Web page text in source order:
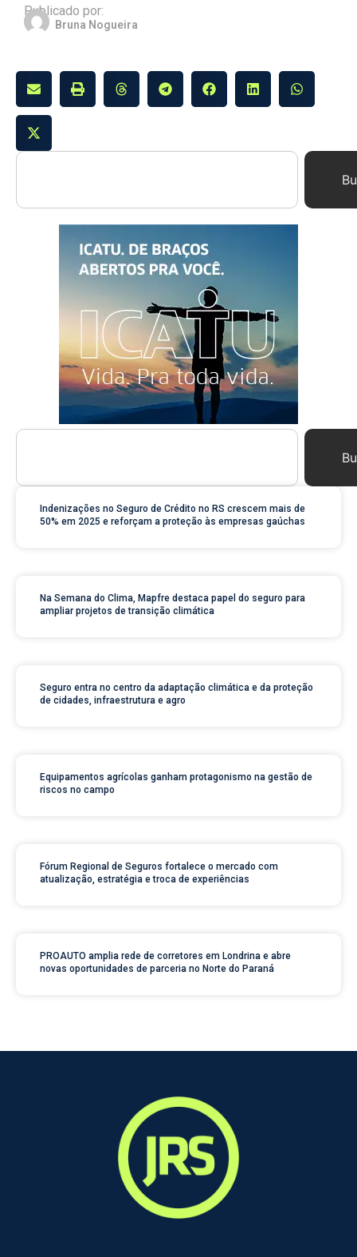
Publicado por:
Bruna Nogueira
Indenizações no Seguro de Crédito no RS crescem mais de
50% em 2025 e reforçam a proteção às empresas gaúchas
Na Semana do Clima, Mapfre destaca papel do seguro para
ampliar projetos de transição climática
Seguro entra no centro da adaptação climática e da proteção
de cidades, infraestrutura e agro
Equipamentos agrícolas ganham protagonismo na gestão de
riscos no campo
Fórum Regional de Seguros fortalece o mercado com
atualização, estratégia e troca de experiências
PROAUTO amplia rede de corretores em Londrina e abre
novas oportunidades de parceria no Norte do Paraná